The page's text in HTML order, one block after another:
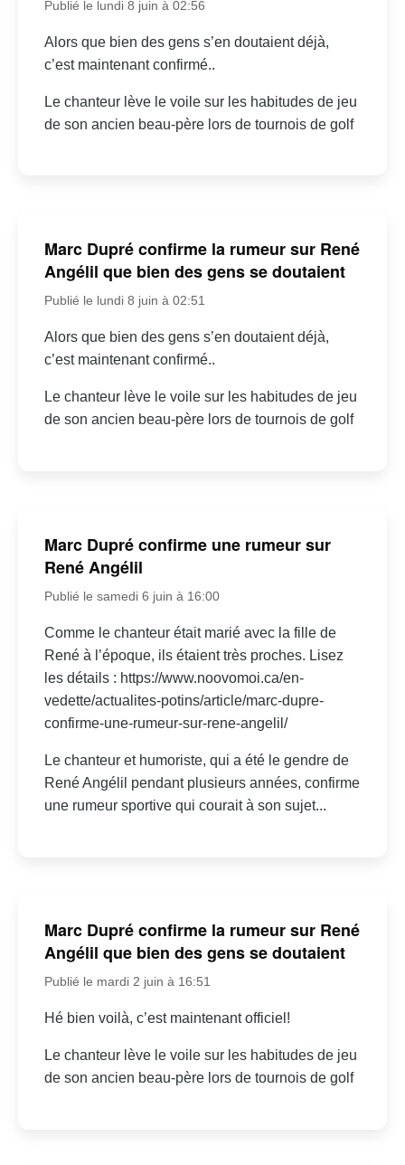
Publié le lundi 8 juin à 02:56
Alors que bien des gens s’en doutaient déjà,
c’est maintenant confirmé..
Le chanteur lève le voile sur les habitudes de jeu
de son ancien beau-père lors de tournois de golf
Marc Dupré confirme la rumeur sur René
Angélil que bien des gens se doutaient
Publié le lundi 8 juin à 02:51
Alors que bien des gens s’en doutaient déjà,
c’est maintenant confirmé..
Le chanteur lève le voile sur les habitudes de jeu
de son ancien beau-père lors de tournois de golf
Marc Dupré confirme une rumeur sur
René Angélil
Publié le samedi 6 juin à 16:00
Comme le chanteur était marié avec la fille de
René à l’époque, ils étaient très proches. Lisez
les détails : https://www.noovomoi.ca/en-
vedette/actualites-potins/article/marc-dupre-
confirme-une-rumeur-sur-rene-angelil/
Le chanteur et humoriste, qui a été le gendre de
René Angélil pendant plusieurs années, confirme
une rumeur sportive qui courait à son sujet...
Marc Dupré confirme la rumeur sur René
Angélil que bien des gens se doutaient
Publié le mardi 2 juin à 16:51
Hé bien voilà, c’est maintenant officiel!
Le chanteur lève le voile sur les habitudes de jeu
de son ancien beau-père lors de tournois de golf